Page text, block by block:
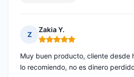
Z
Zakia Y.
Nota: 5 de 5
Muy buen producto, cliente desde
lo recomiendo, no es dinero